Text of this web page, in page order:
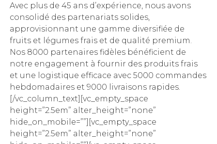
Avec plus de 45 ans d’expérience, nous avons
consolidé des partenariats solides,
approvisionnant une gamme diversifiée de
fruits et légumes frais et de qualité premium.
Nos 8000 partenaires fidèles bénéficient de
notre engagement à fournir des produits frais
et une logistique efficace avec 5000 commandes
hebdomadaires et 9000 livraisons rapides.
[/vc_column_text][vc_empty_space
height=”2.5em” alter_height=”none”
hide_on_mobile=””][vc_empty_space
height=”2.5em” alter_height=”none”